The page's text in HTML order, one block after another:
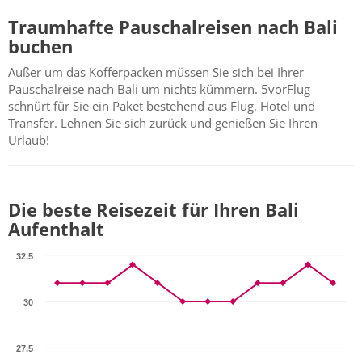
Traumhafte Pauschalreisen nach Bali
buchen
Außer um das Kofferpacken müssen Sie sich bei Ihrer
Pauschalreise nach Bali um nichts kümmern. 5vorFlug
schnürt für Sie ein Paket bestehend aus Flug, Hotel und
Transfer. Lehnen Sie sich zurück und genießen Sie Ihren
Urlaub!
Die beste Reisezeit für Ihren Bali
Aufenthalt
27.5
30
32.5